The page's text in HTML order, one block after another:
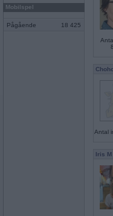
Mobilspel
Pågående 18 425
Antal
Iris M